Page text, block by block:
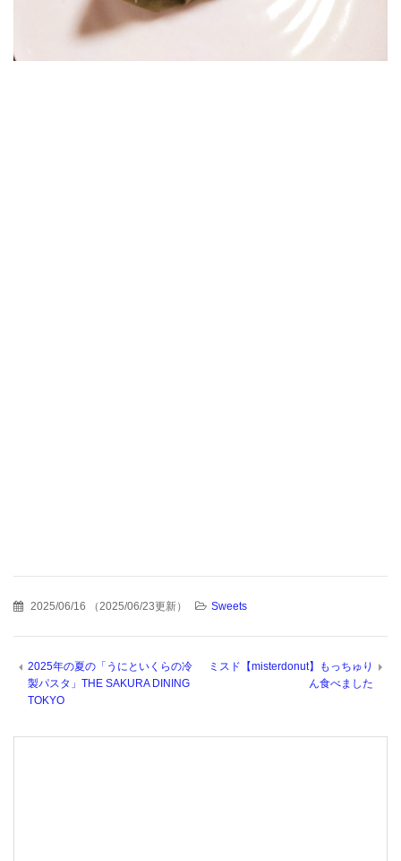
2025/06/16 （ 2025/06/23更新） Sweets
2025年の夏の「うにといくらの冷
製パスタ」THE SAKURA DINING
TOKYO
ミスド【misterdonut】もっちゅり
ん食べました